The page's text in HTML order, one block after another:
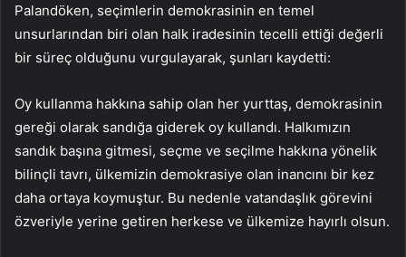
Palandöken, seçimlerin demokrasinin en temel
unsurlarından biri olan halk iradesinin tecelli ettiği değerli
bir süreç olduğunu vurgulayarak, şunları kaydetti:
Oy kullanma hakkına sahip olan her yurttaş, demokrasinin
gereği olarak sandığa giderek oy kullandı. Halkımızın
sandık başına gitmesi, seçme ve seçilme hakkına yönelik
bilinçli tavrı, ülkemizin demokrasiye olan inancını bir kez
daha ortaya koymuştur. Bu nedenle vatandaşlık görevini
özveriyle yerine getiren herkese ve ülkemize hayırlı olsun.